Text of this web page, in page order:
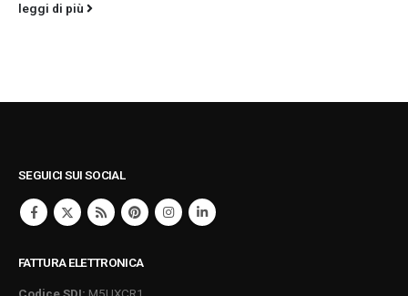
leggi di più
SEGUICI SUI SOCIAL
FATTURA ELETTRONICA
Codice SDI: M5UXCR1